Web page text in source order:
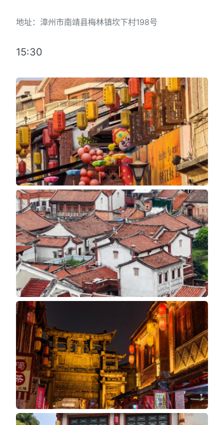
地址：漳州市南靖县梅林镇坎下村198号
15:30